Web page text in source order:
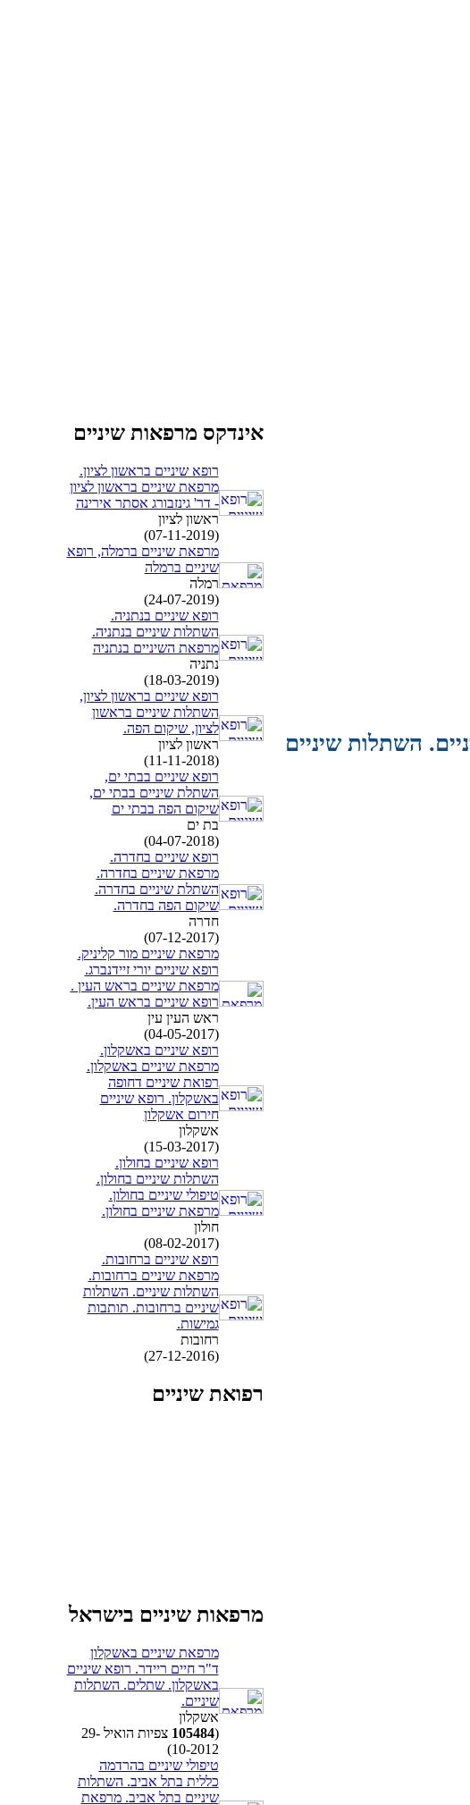
השתלות שיניים
אינדקס מרפאות שיניים
רופא שיניים בראשון לציון.
מרפאת שיניים בראשון לציון
- דר' גינזבורג אסתר אירינה
ראשון לציון
(07-11-2019)
מרפאת שיניים ברמלה, רופא
שיניים ברמלה
רמלה
(24-07-2019)
רופא שיניים בנתניה.
השתלות שיניים בנתניה.
מרפאת השיניים בנתניה
נתניה
(18-03-2019)
רופא שיניים בראשון לציון,
השתלות שיניים בראשון
לציון, שיקום הפה.
ראשון לציון
(11-11-2018)
רופא שיניים בבתי ים,
השתלת שיניים בבתי ים,
שיקום הפה בבתי ים
בת ים
(04-07-2018)
רופא שיניים בחדרה.
מרפאת שיניים בחדרה.
השתלת שיניים בחדרה.
שיקום הפה בחדרה.
חדרה
(07-12-2017)
מרפאת שיניים מור קליניק.
רופא שיניים יורי זיידנברג.
מרפאת שיניים בראש העין .
רופא שיניים בראש העין.
ראש העין עין
(04-05-2017)
רופא שיניים באשקלון.
מרפאת שיניים באשקלון.
רפואת שיניים דחופה
באשקלון. רופא שיניים
חירום אשקלון
אשקלון
(15-03-2017)
רופא שיניים בחולון.
השתלות שיניים בחולון.
טיפולי שיניים בחולון.
מרפאת שיניים בחולון.
חולון
(08-02-2017)
רופא שיניים ברחובות.
מרפאת שיניים ברחובות.
השתלות שיניים. השתלות
שיניים ברחובות. תותבות
גמישות.
רחובות
(27-12-2016)
רפואת שיניים
מרפאות שיניים בישראל
מרפאת שיניים באשקלון
ד"ר חיים ריידר. רופא שיניים
באשקלון. שתלים. השתלות
שיניים.
אשקלון
(
105484
צפיות הואיל 29-
10-2012)
טיפולי שיניים בהרדמה
כללית בתל אביב. השתלות
שיניים בתל אביב. מרפאת